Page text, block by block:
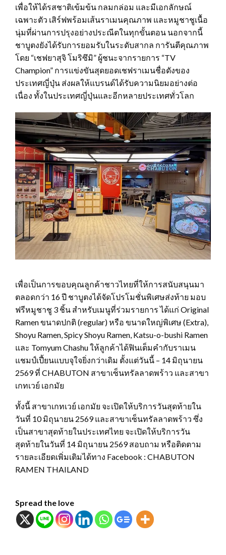
เพื่อให้ได้รสชาติเข้มข้น กลมกล่อม และมีเอกลักษณ์
เฉพาะตัว เสิร์ฟพร้อมเส้นราเมนคุณภาพ และหมูชาชูเนื้อ
นุ่มที่ผ่านการปรุงอย่างประณีตในทุกขั้นตอน นอกจากนี้
ชาบูตงยังได้รับการยอมรับในระดับสากล การันตีคุณภาพ
โดย “เชฟยาสุจิ โมริซึมิ” ผู้ชนะจากรายการ “TV
Champion” การแข่งขันสุดยอดเชฟราเมนชื่อดังของ
ประเทศญี่ปุ่น ส่งผลให้แบรนด์ได้รับความนิยมอย่างต่อ
เนื่อง ทั้งในประเทศญี่ปุ่นและอีกหลายประเทศทั่วโลก
เพื่อเป็นการขอบคุณลูกค้าชาวไทยที่ให้การสนับสนุนมา
ตลอดกว่า 16 ปี ชาบูตงได้จัดโปรโมชั่นพิเศษส่งท้าย มอบ
ฟรีหมูชาชู 3 ชิ้น สำหรับเมนูที่ร่วมรายการ ได้แก่ Original
Ramen ขนาดปกติ (regular) หรือ ขนาดใหญ่พิเศษ (Extra),
Shoyu Ramen, Spicy Shoyu Ramen, Katsu-o-bushi Ramen
และ Tomyum Chashu ให้ลูกค้าได้ฟินเต็มคำกับราเมน
แชมป์เปี้ยนแบบจุใจยิ่งกว่าเดิม ตั้งแต่วันนี้ – 14 มิถุนายน
2569 ที่ CHABUTON สาขาเซ็นทรัลลาดพร้าว และสาขา
เกทเวย์ เอกมัย
ทั้งนี้ สาขาเกทเวย์ เอกมัย จะเปิดให้บริการวันสุดท้ายใน
วันที่ 10 มิถุนายน 2569 และสาขาเซ็นทรัลลาดพร้าว ซึ่ง
เป็นสาขาสุดท้ายในประเทศไทย จะเปิดให้บริการวัน
สุดท้ายในวันที่ 14 มิถุนายน 2569 สอบถาม หรือติดตาม
รายละเอียดเพิ่มเติมได้ทาง Facebook : CHABUTON
RAMEN THAILAND
Spread the love